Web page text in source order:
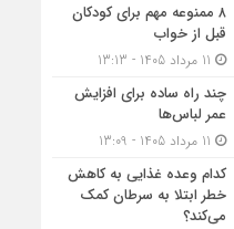
۸ ممنوعه مهم برای کودکان
قبل از خواب
چند راه ساده برای افزایش
عمر لباس‌ها
کدام وعده غذایی به کاهش
خطر ابتلا به سرطان کمک
می‌کند؟